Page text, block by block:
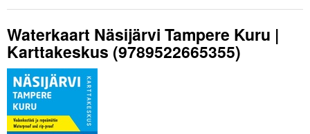
Waterkaart Näsijärvi Tampere Kuru |
Karttakeskus (9789522665355)